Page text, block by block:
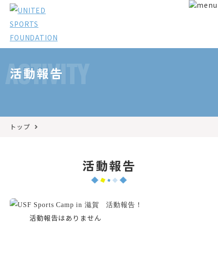
ACTIVITY
活動報告
トップ
活動報告